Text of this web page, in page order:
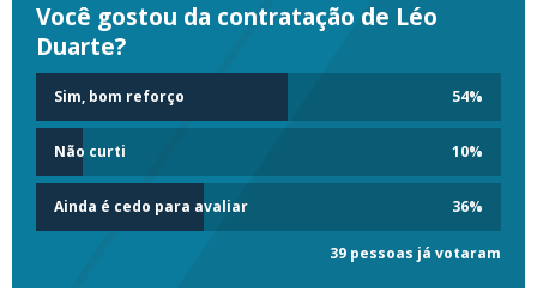
Você gostou da contratação de Léo
Duarte?
Sim, bom reforço 54%
Não curti 10%
Ainda é cedo para avaliar 36%
39 pessoas já votaram